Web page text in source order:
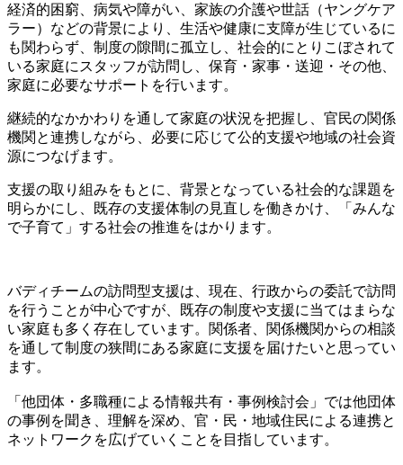
経済的困窮、病気や障がい、家族の介護や世話（ヤングケア
ラー）などの背景により、生活や健康に支障が生じているに
も関わらず、制度の隙間に孤立し、社会的にとりこぼされて
いる家庭にスタッフが訪問し、保育・家事・送迎・その他、
家庭に必要なサポートを行います。
継続的なかかわりを通して家庭の状況を把握し、官民の関係
機関と連携しながら、必要に応じて公的支援や地域の社会資
源につなげます。
支援の取り組みをもとに、背景となっている社会的な課題を
明らかにし、既存の支援体制の見直しを働きかけ、「みんな
で子育て」する社会の推進をはかります。
バディチームの訪問型支援は、現在、行政からの委託で訪問
を行うことが中心ですが、既存の制度や支援に当てはまらな
い家庭も多く存在しています。関係者、関係機関からの相談
を通して制度の狭間にある家庭に支援を届けたいと思ってい
ます。
「他団体・多職種による情報共有・事例検討会」では他団体
の事例を聞き、理解を深め、官・民・地域住民による連携と
ネットワークを広げていくことを目指しています。